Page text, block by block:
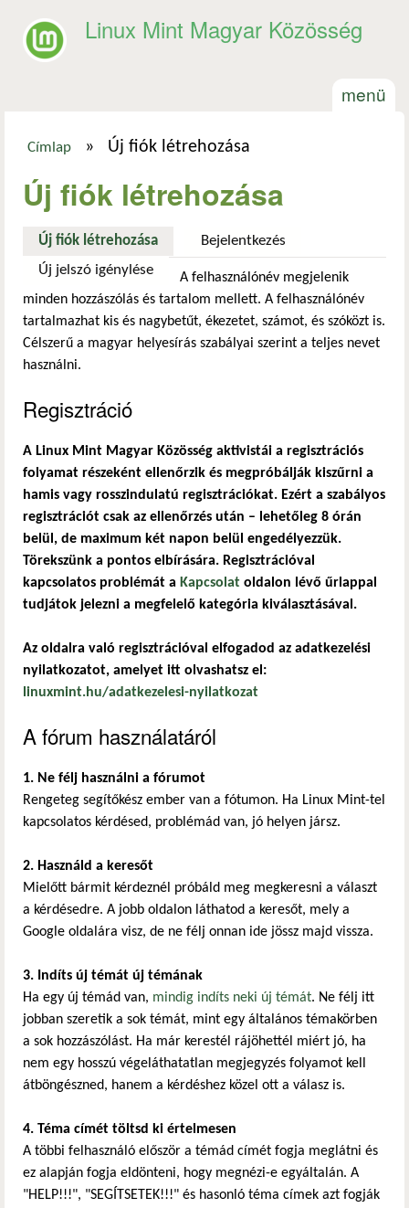
Linux Mint Magyar Közösség
menü
Jelenlegi hely
Címlap » Új fiók létrehozása
Új fiók létrehozása
Új fiók létrehozása (aktív fül)Bejelentkezés
Új jelszó igénylése
A felhasználónév megjelenik
minden hozzászólás és tartalom mellett. A felhasználónév
tartalmazhat kis és nagybetűt, ékezetet, számot, és szóközt is.
Célszerű a magyar helyesírás szabályai szerint a teljes nevet
használni.
Regisztráció
A Linux Mint Magyar Közösség aktivistái a regisztrációs
folyamat részeként ellenőrzik és megpróbálják kiszűrni a
hamis vagy rosszindulatú regisztrációkat. Ezért a szabályos
regisztrációt csak az ellenőrzés után – lehetőleg 8 órán
belül, de maximum két napon belül engedélyezzük.
Törekszünk a pontos elbírására. Regisztrációval
kapcsolatos problémát a Kapcsolat oldalon lévő űrlappal
tudjátok jelezni a megfelelő kategória kiválasztásával.
Az oldalra való regisztrációval elfogadod az adatkezelési
nyilatkozatot, amelyet itt olvashatsz el:
linuxmint.hu/adatkezelesi-nyilatkozat
A fórum használatáról
1. Ne félj használni a fórumot
Rengeteg segítőkész ember van a fótumon. Ha Linux Mint-tel
kapcsolatos kérdésed, problémád van, jó helyen jársz.
2. Használd a keresőt
Mielőtt bármit kérdeznél próbáld meg megkeresni a választ
a kérdésedre. A jobb oldalon láthatod a keresőt, mely a
Google oldalára visz, de ne félj onnan ide jössz majd vissza.
3. Indíts új témát új témának
Ha egy új témád van, mindig indíts neki új témát. Ne félj itt
jobban szeretik a sok témát, mint egy általános témakörben
a sok hozzászólást. Ha már kerestél rájöhettél miért jó, ha
nem egy hosszú végeláthatatlan megjegyzés folyamot kell
átböngészned, hanem a kérdéshez közel ott a válasz is.
4. Téma címét töltsd ki értelmesen
A többi felhasználó először a témád címét fogja meglátni és
ez alapján fogja eldönteni, hogy megnézi-e egyáltalán. A
"HELP!!!", "SEGÍTSETEK!!!" és hasonló téma címek azt fogják